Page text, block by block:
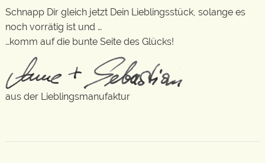
Schnapp Dir gleich jetzt Dein Lieblingsstück, solange es
noch vorrätig ist und …
…komm auf die bunte Seite des Glücks!
aus der Lieblingsmanufaktur